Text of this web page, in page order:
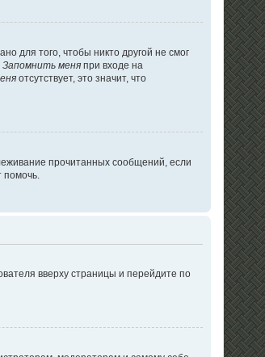
для того, чтобы никто другой не смог
Запомнить меня при входе на
отсутствует, это значит, что
прочитанных сообщений, если
помочь.
вверху страницы и перейдите по